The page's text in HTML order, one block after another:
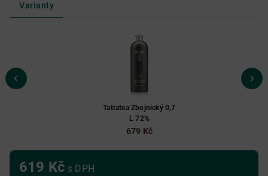
Varianty
Tatratea Zbojnický 0,7
L 72%
679 Kč
619 Kč s DPH